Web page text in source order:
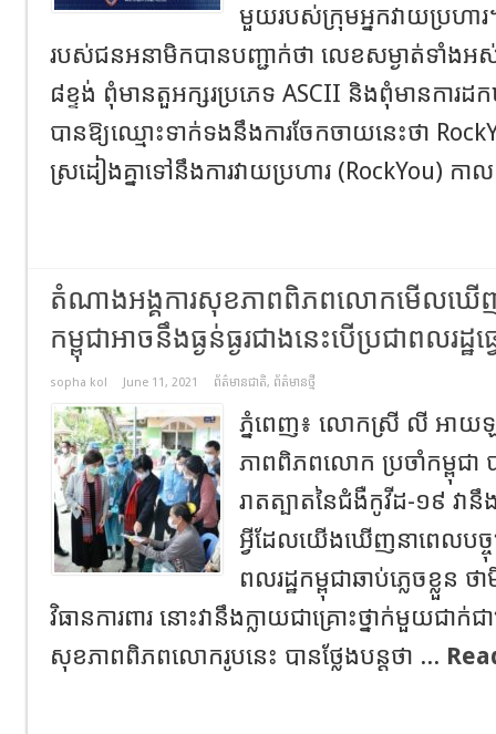
មួយរបស់ក្រុមអ្នកវាយប្រហារ
របស់ជនអនាមិកបានបញ្ជាក់ថា លេខសម្ងាត់ទាំងអ
៨ខ្ទង់ ពុំមានតួអក្សរប្រភេទ ASCII និងពុំមានការដ
បានឱ្យឈ្មោះទាក់ទងនឹងការចែកចាយនេះថា
ស្រដៀងគ្នាទៅនឹងការវាយប្រហារ (RockYou) កា
តំណាងអង្គការសុខភាពពិភពលោកមើលឃើ
កម្ពុជាអាចនឹងធ្ងន់ធ្ងរជាងនេះបើប្រជាពលរដ្
sopha kol June 11, 2021 ព័ត៌មានជាតិ, ព័ត៌មានថ្មី
ភ្នំពេញ៖ លោកស្រី លី អាយ
ភាពពិភពលោក ប្រចាំកម្ពុជា ប
រាតត្បាតនៃជំងឺកូវីដ-១៩ វានឹ
អ្វីដែលយើងឃើញនាពេលបច្ចុ
ពលរដ្ឋកម្ពុជាឆាប់ភ្លេចខ្លួន
វិធានការពារ នោះវានឹងក្លាយជាគ្រោះថ្នាក់មួយជា
សុខភាពពិភពលោករូបនេះ បានថ្លែងបន្ដថា ...